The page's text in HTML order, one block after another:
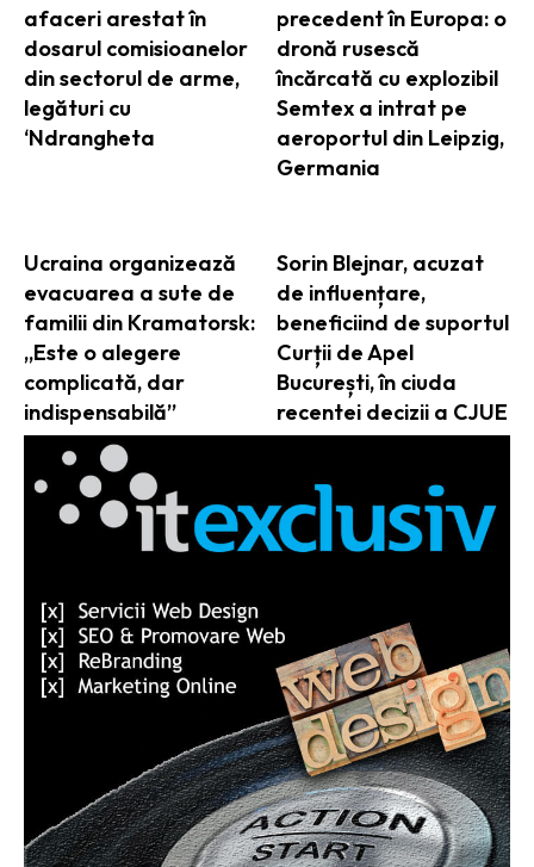
afaceri arestat în
dosarul comisioanelor
din sectorul de arme,
legături cu
‘Ndrangheta
precedent în Europa: o
dronă rusescă
încărcată cu explozibil
Semtex a intrat pe
aeroportul din Leipzig,
Germania
Ucraina organizează
evacuarea a sute de
familii din Kramatorsk:
„Este o alegere
complicată, dar
indispensabilă”
Sorin Blejnar, acuzat
de influențare,
beneficiind de suportul
Curții de Apel
București, în ciuda
recentei decizii a CJUE